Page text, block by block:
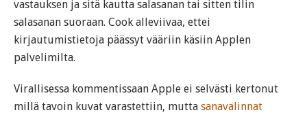
vastauksen ja sitä kautta salasanan tai sitten tilin
salasanan suoraan. Cook alleviivaa, ettei
kirjautumistietoja päässyt vääriin käsiin Applen
palvelimilta.
Virallisessa kommentissaan Apple ei selvästi kertonut
millä tavoin kuvat varastettiin, mutta sanavalinnat